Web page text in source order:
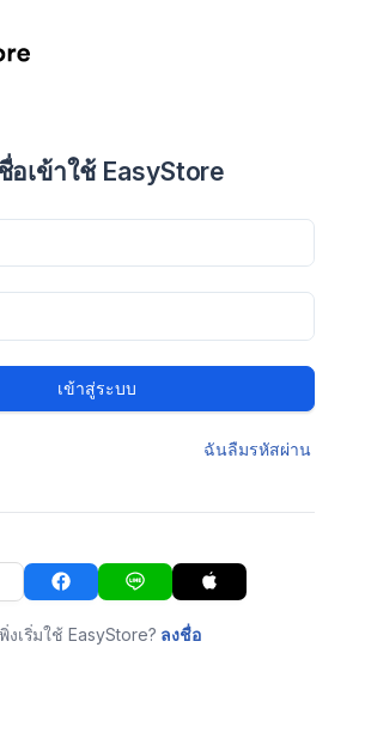
อเข้าใช้ EasyStore
เข้าสู่ระบบ
ฉันลืมรหัสผ่าน
งเริ่มใช้ EasyStore? ลงชื่อ